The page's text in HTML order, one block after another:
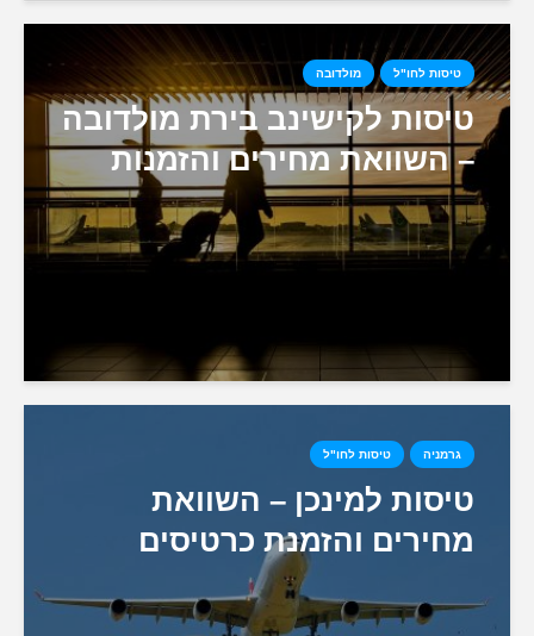
טיסות לחו"ל מולדובה
טיסות לקישינב בירת מולדובה
– השוואת מחירים והזמנות
גרמניה טיסות לחו"ל
טיסות למינכן – השוואת
מחירים והזמנת כרטיסים